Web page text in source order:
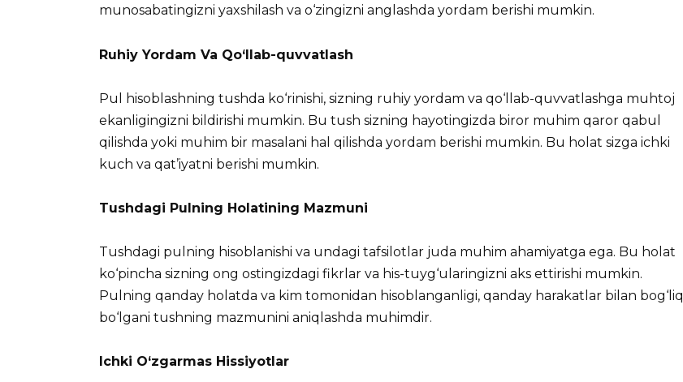
munosabatingizni yaxshilash va o‘zingizni anglashda yordam berishi mumkin.
Ruhiy Yordam Va Qo‘llab-quvvatlash
Pul hisoblashning tushda ko‘rinishi, sizning ruhiy yordam va qo‘llab-quvvatlashga muhtoj
ekanligingizni bildirishi mumkin. Bu tush sizning hayotingizda biror muhim qaror qabul
qilishda yoki muhim bir masalani hal qilishda yordam berishi mumkin. Bu holat sizga ichki
kuch va qat’iyatni berishi mumkin.
Tushdagi Pulning Holatining Mazmuni
Tushdagi pulning hisoblanishi va undagi tafsilotlar juda muhim ahamiyatga ega. Bu holat
ko‘pincha sizning ong ostingizdagi fikrlar va his-tuyg‘ularingizni aks ettirishi mumkin.
Pulning qanday holatda va kim tomonidan hisoblanganligi, qanday harakatlar bilan bog‘liq
bo‘lgani tushning mazmunini aniqlashda muhimdir.
Ichki O‘zgarmas Hissiyotlar